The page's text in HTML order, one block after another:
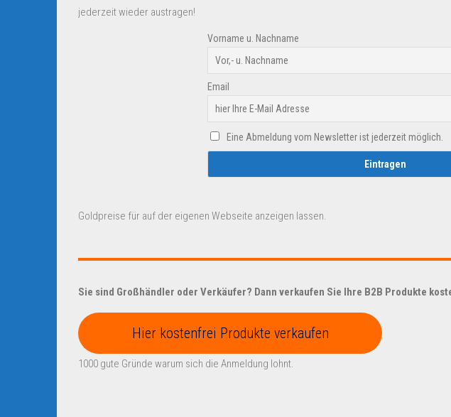
jederzeit wieder austragen!
Vorname u. Nachname
Email
Eine Abmeldung vom Newsletter ist jederzeit möglich.
Goldpreise für auf der eigenen Webseite anzeigen lassen.
Sie sind Großhändler oder Verkäufer? Dann verkaufen Sie Ihre B2B Produkte
Hier kostenfrei Produkte verkaufen
1000 gute Gründe warum sich die Anmeldung lohnt.